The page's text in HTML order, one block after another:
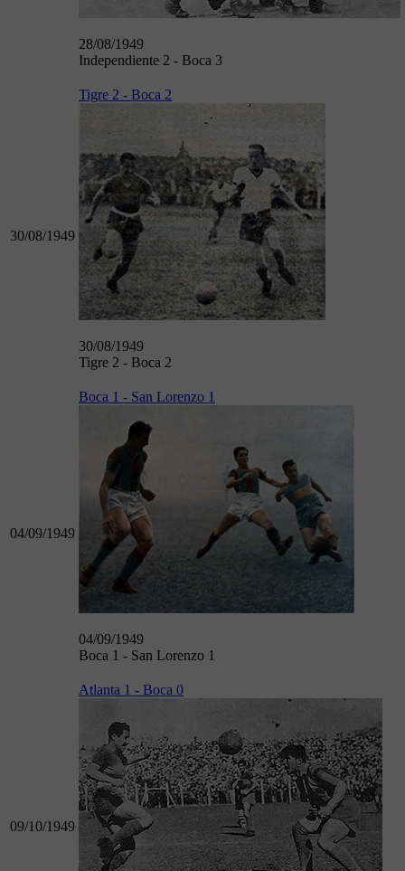
28/08/1949
Independiente 2 - Boca 3
30/08/1949
Tigre 2 - Boca 2
30/08/1949
Tigre 2 - Boca 2
04/09/1949
Boca 1 - San Lorenzo 1
04/09/1949
Boca 1 - San Lorenzo 1
09/10/1949
Atlanta 1 - Boca 0